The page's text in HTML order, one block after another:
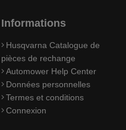
Informations
Husqvarna Catalogue de
pièces de rechange
Automower Help Center
Données personnelles
Termes et conditions
Connexion